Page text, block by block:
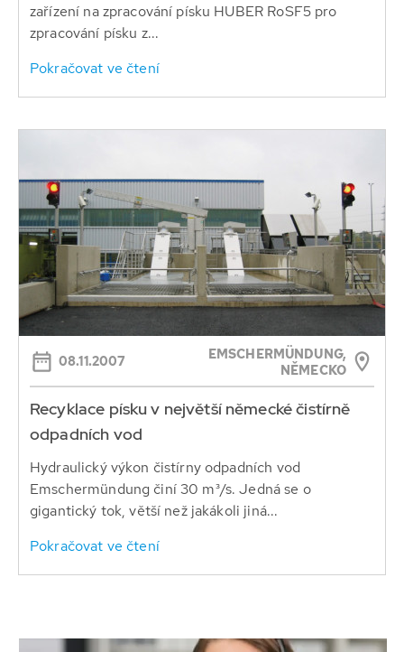
zařízení na zpracování písku HUBER RoSF5 pro
zpracování písku z...
Pokračovat ve čtení
08.11.2007
EMSCHERMÜNDUNG,
NĚMECKO
Recyklace písku v největší německé čistírně
odpadních vod
Hydraulický výkon čistírny odpadních vod
Emschermündung činí 30 m³/s. Jedná se o
gigantický tok, větší než jakákoli jiná...
Pokračovat ve čtení